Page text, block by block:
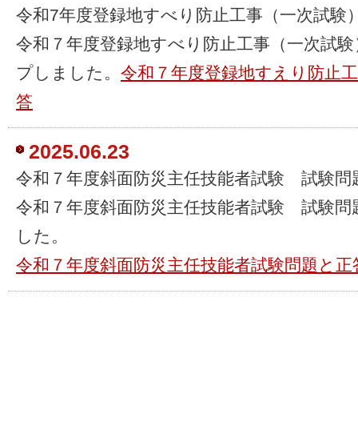
令和7年度登録地すべり防止工事（一次試験
令和７年度登録地すべり防止工事（一次試
プしました。 令和７年度登録地すえり防止
答
2025.06.23
令和７年度斜面防災主任技能者試験 試験問
令和７年度斜面防災主任技能者試験 試験
した。
令和７年度斜面防災主任技能者試験問題と正